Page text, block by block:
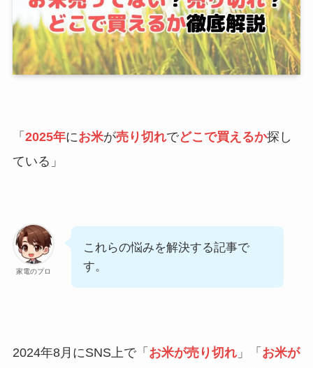
「 2025年にお米が売り切れでどこで買えるか探し
ている」
家電のプロ
これらの悩みを解決する記事で
す。
2024年8月にSNS上で「 お米が売り切れ」「 お米が